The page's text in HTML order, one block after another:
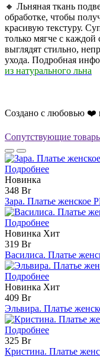
🔸 Льняная ткань
обработке, чтобы
красивую текстуру.
только мягче с
выглядят стильно,
ухода. Подробная
из натурального льна
Создано с любовью ❤️
Сопутствующие
Подробнее
Новинка
348 Br
Зара. Платье женское
Подробнее
Новинка Хит
319 Br
Василиса. Платье
Подробнее
Новинка Хит
409 Br
Эльвира. Платье
Подробнее
325 Br
Кристина. Платье